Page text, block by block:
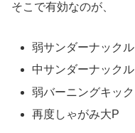
そこで有効なのが、
弱サンダーナックル
中サンダーナックル
弱バーニングキック
再度しゃがみ大P